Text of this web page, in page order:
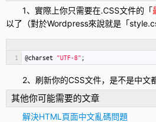
1、實際上你只需要在.CSS文件的「
以了（對於Wordpress來說就是「
1 @charset "UTF-8" ;
2、刷新你的CSS文件，是不是中文
其他你可能需要的文章
解決HTML頁面中文亂碼問題